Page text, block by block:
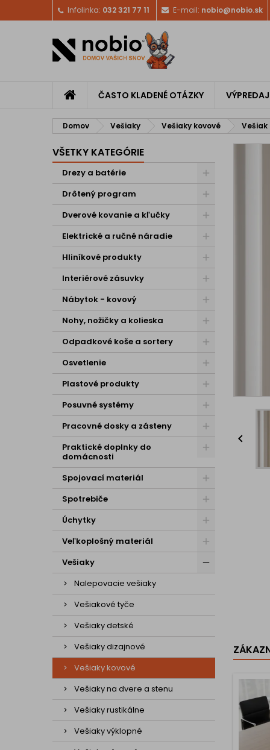
Infolinka: 032 321 77 11 E-mail: nobio@nobio.sk
ČASTO KLADENÉ OTÁZKY VÝPREDAJ
Domov Vešiaky Vešiaky kovové Vešiak
VŠETKY KATEGÓRIE
Drezy a batérie
Drôtený program
Dverové kovanie a kľučky
Elektrické a ručné náradie
Hliníkové produkty
Interiérové zásuvky
Nábytok - kovový
Nohy, nožičky a kolieska
Odpadkové koše a sortery
Osvetlenie
Plastové produkty
Posuvné systémy
Pracovné dosky a zásteny
Praktické doplnky do
domácnosti
Spojovací materiál
Spotrebiče
Úchytky
Veľkoplošný materiál
Vešiaky
Nalepovacie vešiaky
Vešiakové tyče
Vešiaky detské
Vešiaky dizajnové
Vešiaky kovové
Vešiaky na dvere a stenu
Vešiaky rustikálne
Vešiaky výklopné
